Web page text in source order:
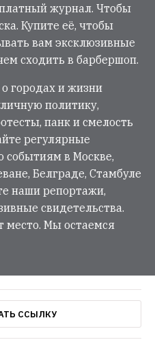
журнал. Чтобы
Купите её, чтобы
вам эксклюзивные
сходить в барбершоп.
городах и жизни
политику,
панк и смелость
регулярные
в Москве,
Белграде, Стамбуле
наши репортажи,
свидетельства.
место. Мы остаемся
ССЫЛКУ